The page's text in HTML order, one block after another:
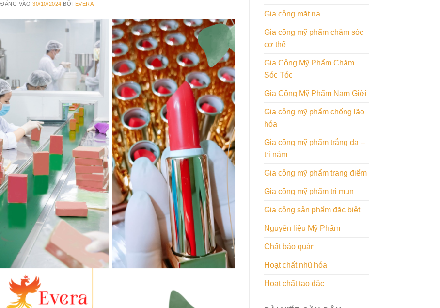
ĐĂNG VÀO30/10/2024 BỞI EVERA
Gia công mặt nạ
Gia công mỹ phẩm chăm sóc
cơ thể
Gia Công Mỹ Phẩm Chăm
Sóc Tóc
Gia Công Mỹ Phẩm Nam Giới
Gia công mỹ phẩm chống lão
hóa
Gia công mỹ phẩm trắng da –
trị nám
Gia công mỹ phẩm trang điểm
Gia công mỹ phẩm trị mụn
Gia công sản phẩm đặc biệt
Nguyên liệu Mỹ Phẩm
Chất bảo quản
Hoạt chất nhũ hóa
Hoạt chất tạo đặc